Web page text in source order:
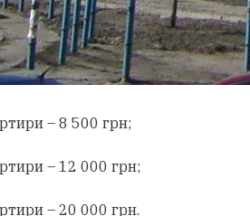
– 8 500 грн;
– 12 000 грн;
– 20 000 грн.